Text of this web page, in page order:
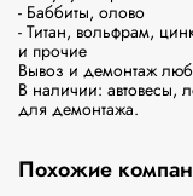
- Баббиты, олово
- Титан, вольфрам,
и прочие
Вывоз и демонтаж
В наличии: автовесы,
для демонтажа.
Похожие